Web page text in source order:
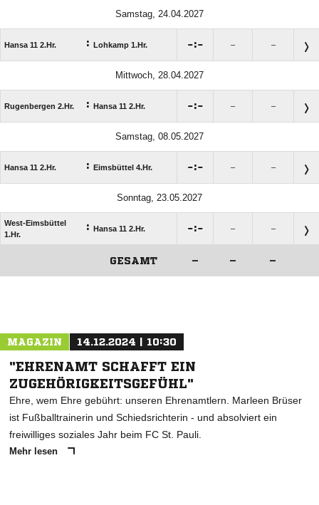
Samstag, 24.04.2027
Hansa 11 2.Hr. : Lohkamp 1.Hr. : – –
Mittwoch, 28.04.2027
Rugenbergen 2.Hr. : Hansa 11 2.Hr. : – –
Samstag, 08.05.2027
Hansa 11 2.Hr. : Eimsbüttel 4.Hr. : – –
Sonntag, 23.05.2027
West-Eimsbüttel
1.Hr.
: Hansa 11 2.Hr. : – –
GESAMT – – –
MAGAZIN 14.12.2024 | 10:30
"EHRENAMT SCHAFFT EIN
ZUGEHÖRIGKEITSGEFÜHL"
Ehre, wem Ehre gebührt: unseren Ehrenamtlern. Marleen Brüser
ist Fußballtrainerin und Schiedsrichterin - und absolviert ein
freiwilliges soziales Jahr beim FC St. Pauli.
Mehr lesen